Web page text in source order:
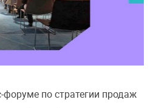
форуме по стратегии продаж